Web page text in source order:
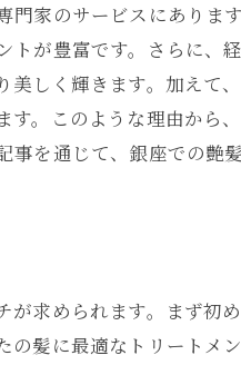
験
プローチ
る効果
介
革命を体感
家のサービスにありま
が豊富です。さらに、
しく輝きます。加えて
。このような理由から
を通じて、銀座での艶
求められます。まず初
髪に最適なトリートメ